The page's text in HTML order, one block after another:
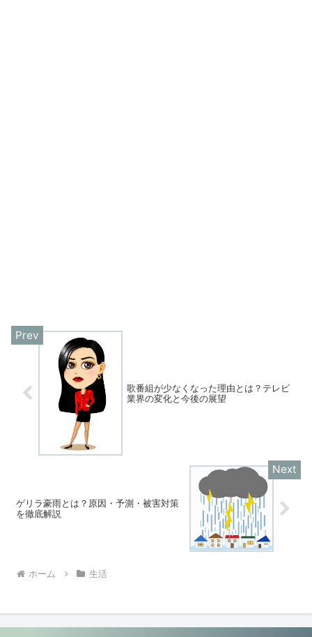
歌番組が少なくなった理由とは？テレビ
業界の変化と今後の展望
ゲリラ豪雨とは？原因・予測・被害対策
を徹底解説
ホーム 生活